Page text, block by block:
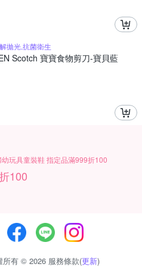
拋光,抗菌衛生
Scotch 寶寶食物剪刀-寶貝藍
玩具童裝鞋 指定品滿999折100
100
所有 © 2026 服務條款(更新)